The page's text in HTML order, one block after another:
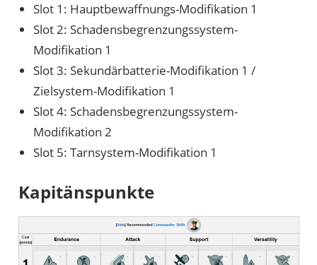
Slot 1: Hauptbewaffnungs-Modifikation 1
Slot 2: Schadensbegrenzungssystem-
Modifikation 1
Slot 3: Sekundärbatterie-Modifikation 1 /
Zielsystem-Modifikation 1
Slot 4: Schadensbegrenzungssystem-
Modifikation 2
Slot 5: Tarnsystem-Modifikation 1
Kapitänspunkte